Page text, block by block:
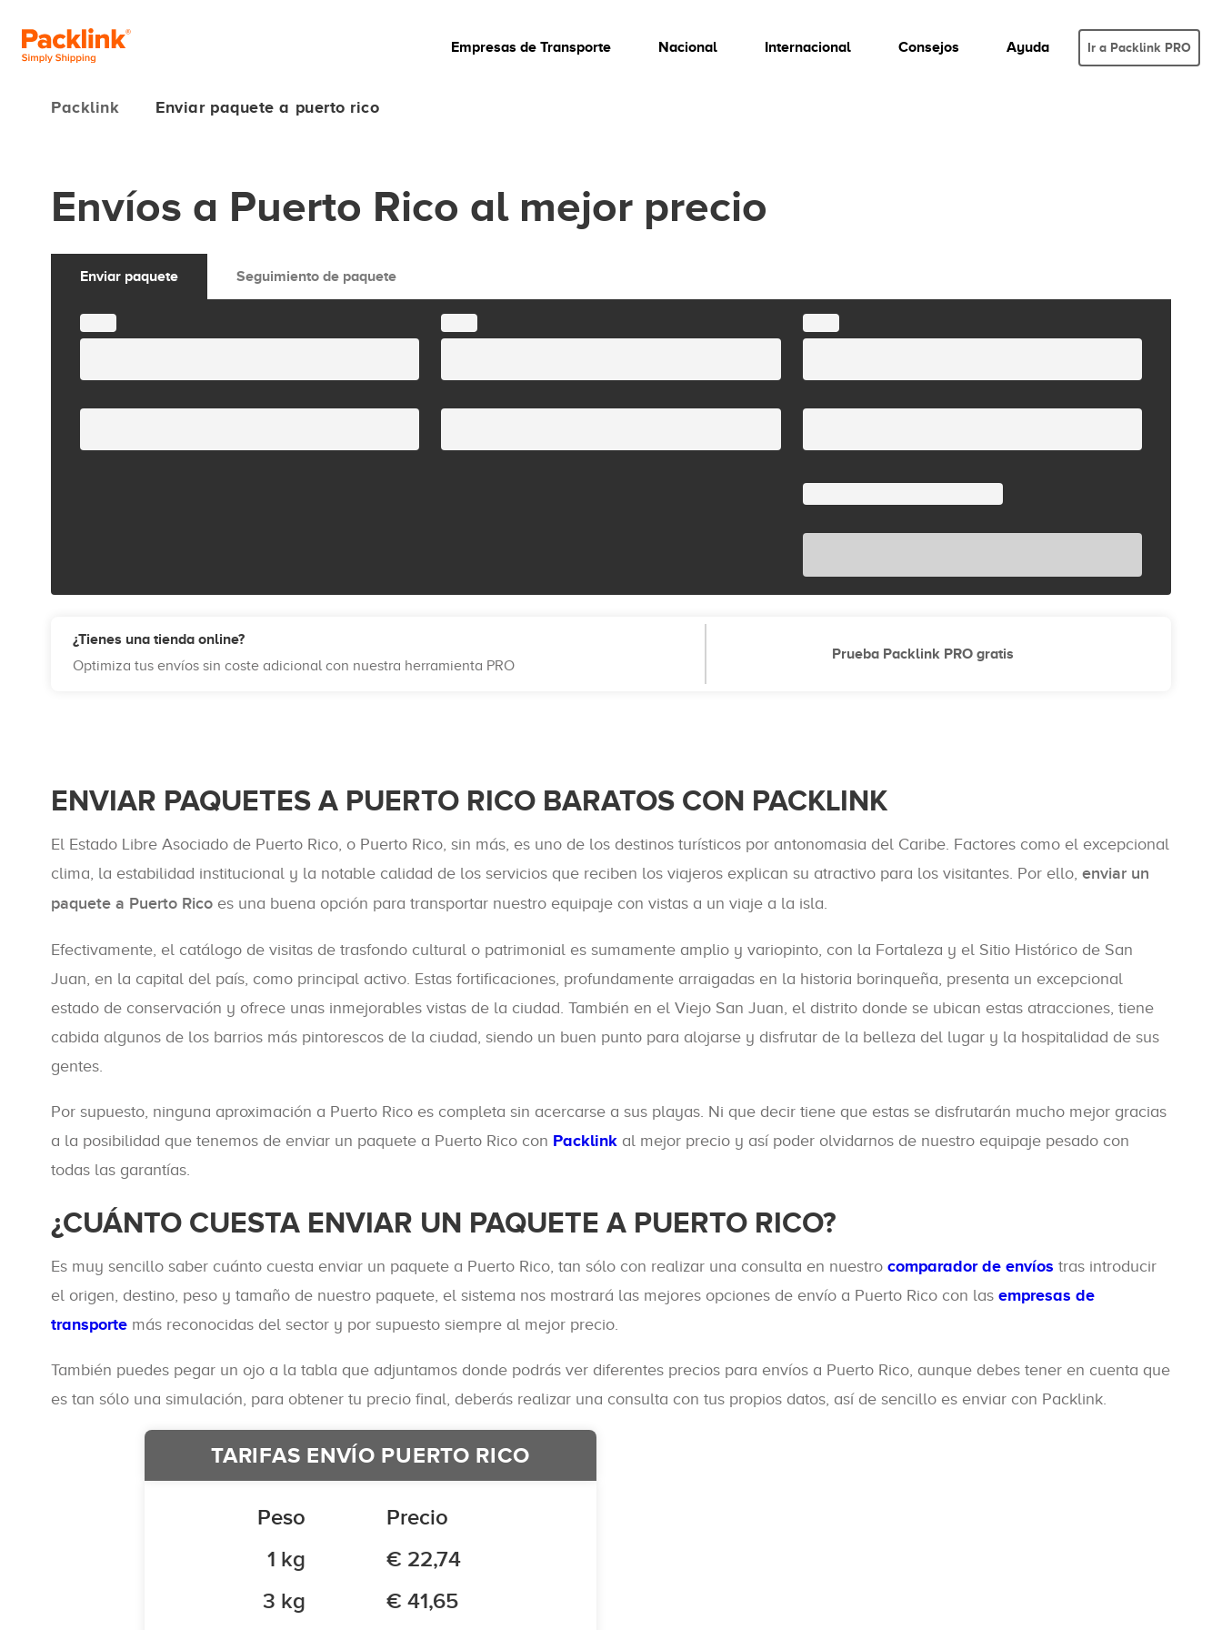
Empresas de Transporte Nacional Internacional Consejos Ayuda Ir a Packlink PRO
Packlink Enviar paquete a puerto rico
Envíos a Puerto Rico al mejor precio
Enviar paquete Seguimiento de paquete
¿Tienes una tienda online?
Optimiza tus envíos sin coste adicional con nuestra herramienta PRO
Prueba Packlink PRO gratis
ENVIAR PAQUETES A PUERTO RICO BARATOS CON PACKLINK
El Estado Libre Asociado de Puerto Rico, o Puerto Rico, sin más, es uno de los destinos turísticos por antonomasia del Caribe. Factores como el excepcional
clima, la estabilidad institucional y la notable calidad de los servicios que reciben los viajeros explican su atractivo para los visitantes. Por ello, enviar un
paquete a Puerto Rico es una buena opción para transportar nuestro equipaje con vistas a un viaje a la isla.
Efectivamente, el catálogo de visitas de trasfondo cultural o patrimonial es sumamente amplio y variopinto, con la Fortaleza y el Sitio Histórico de San
Juan, en la capital del país, como principal activo. Estas fortificaciones, profundamente arraigadas en la historia borinqueña, presenta un excepcional
estado de conservación y ofrece unas inmejorables vistas de la ciudad. También en el Viejo San Juan, el distrito donde se ubican estas atracciones, tiene
cabida algunos de los barrios más pintorescos de la ciudad, siendo un buen punto para alojarse y disfrutar de la belleza del lugar y la hospitalidad de sus
gentes.
Por supuesto, ninguna aproximación a Puerto Rico es completa sin acercarse a sus playas. Ni que decir tiene que estas se disfrutarán mucho mejor gracias
a la posibilidad que tenemos de enviar un paquete a Puerto Rico con Packlink al mejor precio y así poder olvidarnos de nuestro equipaje pesado con
todas las garantías.
¿CUÁNTO CUESTA ENVIAR UN PAQUETE A PUERTO RICO?
Es muy sencillo saber cuánto cuesta enviar un paquete a Puerto Rico, tan sólo con realizar una consulta en nuestro comparador de envíos tras introducir
el origen, destino, peso y tamaño de nuestro paquete, el sistema nos mostrará las mejores opciones de envío a Puerto Rico con las empresas de
transporte más reconocidas del sector y por supuesto siempre al mejor precio.
También puedes pegar un ojo a la tabla que adjuntamos donde podrás ver diferentes precios para envíos a Puerto Rico, aunque debes tener en cuenta que
es tan sólo una simulación, para obtener tu precio final, deberás realizar una consulta con tus propios datos, así de sencillo es enviar con Packlink.
TARIFAS ENVÍO PUERTO RICO
Peso
Precio
1 kg
€ 22,74
3 kg
€ 41,65